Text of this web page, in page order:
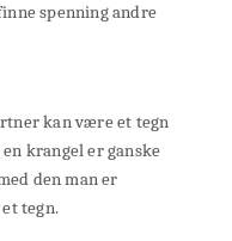
spenning andre
kan være et tegn
krangel er ganske
den man er
tegn.